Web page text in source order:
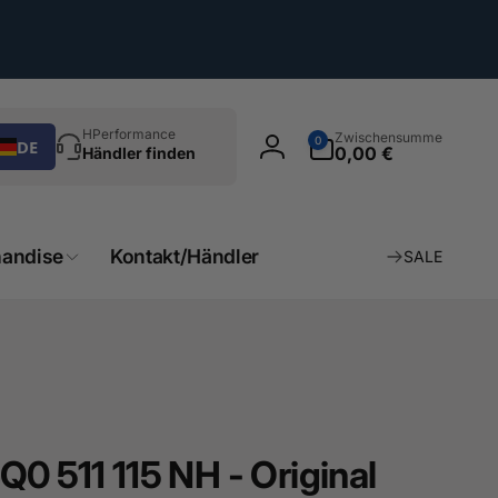
DE
HPerformance
Händler finden Einloggen
0
Artikel
Zwischensumme
0,00 €
Kontakt/Händler SALE
511 115 NH - Original